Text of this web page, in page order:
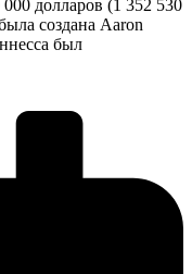
долларов (1 352 530
создана Aaron
был